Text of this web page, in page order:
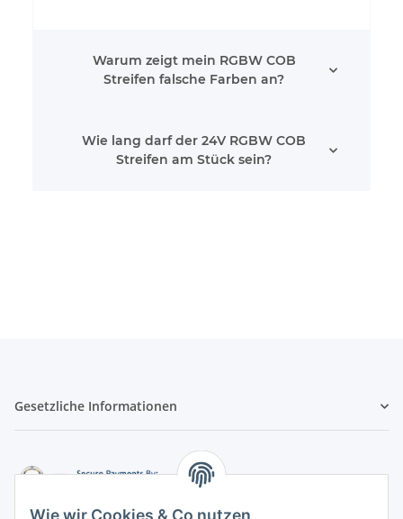
Warum zeigt mein RGBW COB
Streifen falsche Farben an?
Wie lang darf der 24V RGBW COB
Streifen am Stück sein?
Gesetzliche Informationen